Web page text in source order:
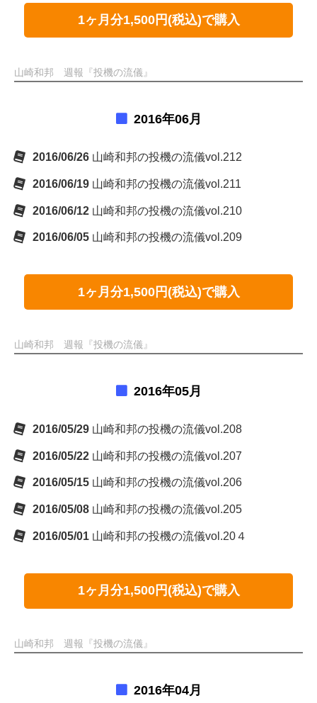
1ヶ月分1,500円(税込)で購入
山崎和邦 週報『投機の流儀』
2016年06月
2016/06/26 山崎和邦の投機の流儀vol.212
2016/06/19 山崎和邦の投機の流儀vol.211
2016/06/12 山崎和邦の投機の流儀vol.210
2016/06/05 山崎和邦の投機の流儀vol.209
1ヶ月分1,500円(税込)で購入
山崎和邦 週報『投機の流儀』
2016年05月
2016/05/29 山崎和邦の投機の流儀vol.208
2016/05/22 山崎和邦の投機の流儀vol.207
2016/05/15 山崎和邦の投機の流儀vol.206
2016/05/08 山崎和邦の投機の流儀vol.205
2016/05/01 山崎和邦の投機の流儀vol.20４
1ヶ月分1,500円(税込)で購入
山崎和邦 週報『投機の流儀』
2016年04月